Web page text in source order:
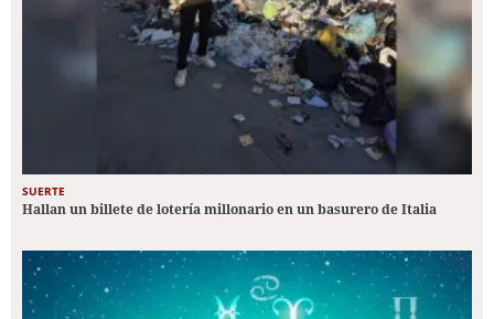
SUERTE
Hallan un billete de lotería millonario en un basurero de Italia